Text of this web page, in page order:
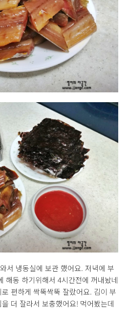
서 냉동실에 보관 했어요. 저녁에 부
해동 하기위해서 4시간전에 꺼내놨네
편하게 싹뚝싹뚝 잘랐어요. 김이 부
더 잘라서 보충했어요! 먹어봤는데